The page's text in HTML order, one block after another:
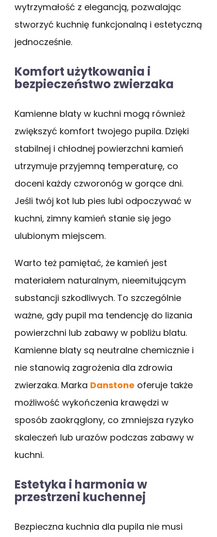
wytrzymałość z elegancją, pozwalając
stworzyć kuchnię funkcjonalną i estetyczną
jednocześnie.
Komfort użytkowania i
bezpieczeństwo zwierzaka
Kamienne blaty w kuchni mogą również
zwiększyć komfort twojego pupila. Dzięki
stabilnej i chłodnej powierzchni kamień
utrzymuje przyjemną temperaturę, co
doceni każdy czworonóg w gorące dni.
Jeśli twój kot lub pies lubi odpoczywać w
kuchni, zimny kamień stanie się jego
ulubionym miejscem.
Warto też pamiętać, że kamień jest
materiałem naturalnym, nieemitującym
substancji szkodliwych. To szczególnie
ważne, gdy pupil ma tendencję do lizania
powierzchni lub zabawy w pobliżu blatu.
Kamienne blaty są neutralne chemicznie i
nie stanowią zagrożenia dla zdrowia
zwierzaka. Marka Danstone oferuje także
możliwość wykończenia krawędzi w
sposób zaokrąglony, co zmniejsza ryzyko
skaleczeń lub urazów podczas zabawy w
kuchni.
Estetyka i harmonia w
przestrzeni kuchennej
Bezpieczna kuchnia dla pupila nie musi